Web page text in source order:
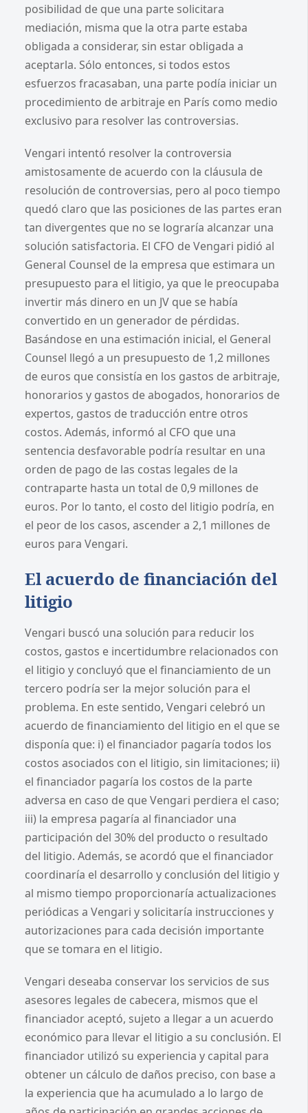
posibilidad de que una parte solicitara
mediación, misma que la otra parte estaba
obligada a considerar, sin estar obligada a
aceptarla. Sólo entonces, si todos estos
esfuerzos fracasaban, una parte podía iniciar un
procedimiento de arbitraje en París como medio
exclusivo para resolver las controversias.
Vengari intentó resolver la controversia
amistosamente de acuerdo con la cláusula de
resolución de controversias, pero al poco tiempo
quedó claro que las posiciones de las partes eran
tan divergentes que no se lograría alcanzar una
solución satisfactoria. El CFO de Vengari pidió al
General Counsel de la empresa que estimara un
presupuesto para el litigio, ya que le preocupaba
invertir más dinero en un JV que se había
convertido en un generador de pérdidas.
Basándose en una estimación inicial, el General
Counsel llegó a un presupuesto de 1,2 millones
de euros que consistía en los gastos de arbitraje,
honorarios y gastos de abogados, honorarios de
expertos, gastos de traducción entre otros
costos. Además, informó al CFO que una
sentencia desfavorable podría resultar en una
orden de pago de las costas legales de la
contraparte hasta un total de 0,9 millones de
euros. Por lo tanto, el costo del litigio podría, en
el peor de los casos, ascender a 2,1 millones de
euros para Vengari.
El acuerdo de financiación del
litigio
Vengari buscó una solución para reducir los
costos, gastos e incertidumbre relacionados con
el litigio y concluyó que el financiamiento de un
tercero podría ser la mejor solución para el
problema. En este sentido, Vengari celebró un
acuerdo de financiamiento del litigio en el que se
disponía que: i) el financiador pagaría todos los
costos asociados con el litigio, sin limitaciones; ii)
el financiador pagaría los costos de la parte
adversa en caso de que Vengari perdiera el caso;
iii) la empresa pagaría al financiador una
participación del 30% del producto o resultado
del litigio. Además, se acordó que el financiador
coordinaría el desarrollo y conclusión del litigio y
al mismo tiempo proporcionaría actualizaciones
periódicas a Vengari y solicitaría instrucciones y
autorizaciones para cada decisión importante
que se tomara en el litigio.
Vengari deseaba conservar los servicios de sus
asesores legales de cabecera, mismos que el
financiador aceptó, sujeto a llegar a un acuerdo
económico para llevar el litigio a su conclusión. El
financiador utilizó su experiencia y capital para
obtener un cálculo de daños preciso, con base a
la experiencia que ha acumulado a lo largo de